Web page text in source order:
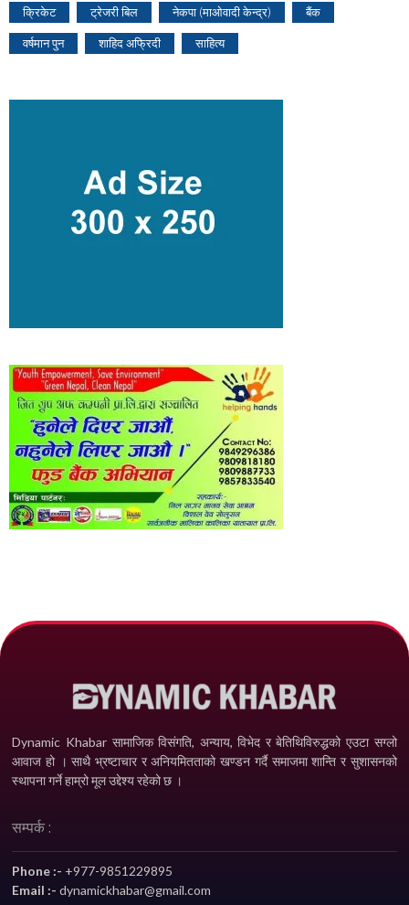
क्रिकेट ट्रेजरी बिल नेकपा (माओवादी केन्द्र) बैंक
वर्षमान पुन शाहिद अफ्रिदी साहित्य
Dynamic Khabar सामाजिक विसंगति, अन्याय, विभेद­ र बेतिथिविरुद्धको एउटा सग्लो
आवाज हो । साथै भ्रष्टाचार र अनियमितताको खण्डन गर्दै समाजमा शान्ति र सुशासनको
स्थापना गर्ने हाम्रो मूल उद्देश्य रहेको छ ।
सम्पर्क :
Phone :- +977-9851229895
Email :-dynamickhabar@gmail.com